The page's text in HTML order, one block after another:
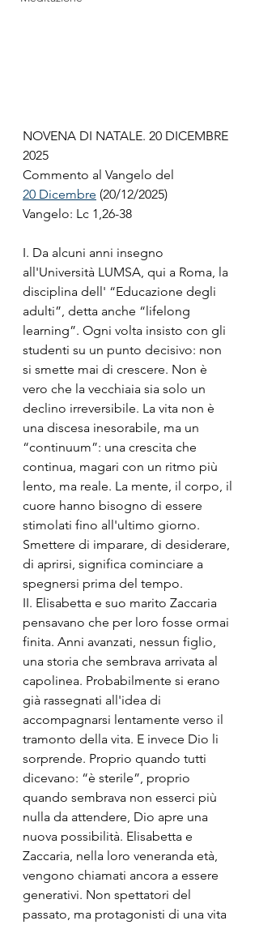
NOVENA DI NATALE. 20 DICEMBRE
2025
Commento al Vangelo del
20 Dicembre (20/12/2025)
Vangelo: Lc 1,26-38
I. Da alcuni anni insegno
all'Università LUMSA, qui a Roma, la
disciplina dell' “Educazione degli
adulti”, detta anche “lifelong
learning”. Ogni volta insisto con gli
studenti su un punto decisivo: non
si smette mai di crescere. Non è
vero che la vecchiaia sia solo un
declino irreversibile. La vita non è
una discesa inesorabile, ma un
“continuum”: una crescita che
continua, magari con un ritmo più
lento, ma reale. La mente, il corpo, il
cuore hanno bisogno di essere
stimolati fino all'ultimo giorno.
Smettere di imparare, di desiderare,
di aprirsi, significa cominciare a
spegnersi prima del tempo.
II. Elisabetta e suo marito Zaccaria
pensavano che per loro fosse ormai
finita. Anni avanzati, nessun figlio,
una storia che sembrava arrivata al
capolinea. Probabilmente si erano
già rassegnati all'idea di
accompagnarsi lentamente verso il
tramonto della vita. E invece Dio li
sorprende. Proprio quando tutti
dicevano: “è sterile”, proprio
quando sembrava non esserci più
nulla da attendere, Dio apre una
nuova possibilità. Elisabetta e
Zaccaria, nella loro veneranda età,
vengono chiamati ancora a essere
generativi. Non spettatori del
passato, ma protagonisti di una vita